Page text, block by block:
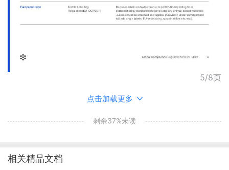
5/8页
点击加载更多
剩余37%未读
相关精品文档